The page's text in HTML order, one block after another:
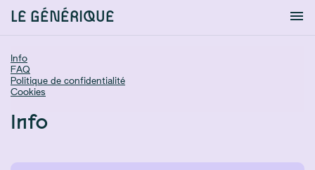
LE GÉNÉRIQUE
Info
FAQ
Politique de confidentialité
Cookies
Info